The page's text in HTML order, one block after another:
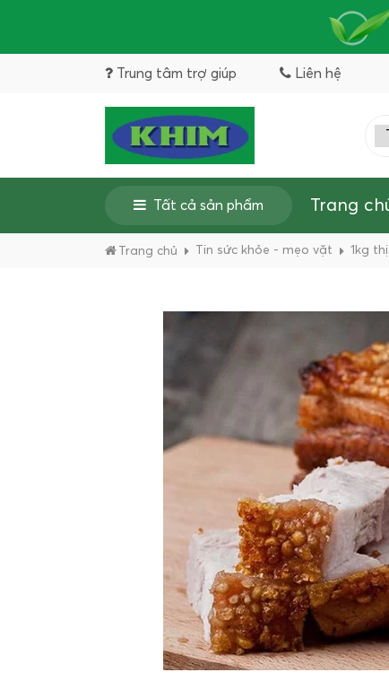
Trung tâm trợ giúp Liên hệ
Tất cả sản phẩm Trang
Trang chủ Tin sức khỏe - mẹo vặt 1kg